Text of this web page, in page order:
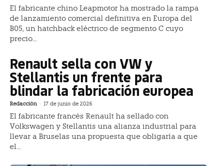
El fabricante chino Leapmotor ha mostrado la rampa
de lanzamiento comercial definitiva en Europa del
B05, un hatchback eléctrico de segmento C cuyo
precio...
Renault sella con VW y
Stellantis un frente para
blindar la fabricación europea
Redacción - 17 de junio de 2026
El fabricante francés Renault ha sellado con
Volkswagen y Stellantis una alianza industrial para
llevar a Bruselas una propuesta que obligaría a que
el...